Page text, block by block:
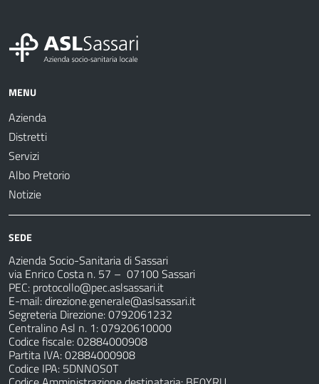
MENU
Azienda
Distretti
Servizi
Albo Pretorio
Notizie
SEDE
Azienda Socio-Sanitaria di Sassari
via Enrico Costa n. 57 – 07100 Sassari
PEC: protocollo@pec.aslsassari.it
E-mail:direzione.generale@aslsassari.it
Segreteria Direzione: 0792061232
Centralino Asl n. 1: 07920610000
Codice fiscale: 02884000908
Partita IVA: 02884000908
Codice IPA: 5DNNOS0T